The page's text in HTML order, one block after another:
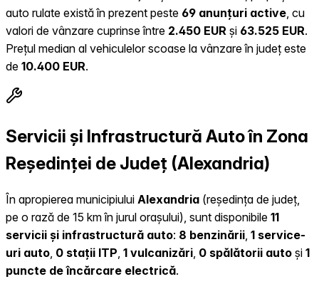
auto rulate există în prezent peste 69 anunțuri active , cu
valori de vânzare cuprinse între 2.450 EUR și 63.525 EUR.
Prețul median al vehiculelor scoase la vânzare în județ este
de 10.400 EUR.
Servicii și Infrastructură Auto în Zona
Reședinței de Județ (Alexandria)
În apropierea municipiului Alexandria (reședința de județ,
pe o rază de 15 km în jurul orașului), sunt disponibile 11
servicii și infrastructură auto: 8 benzinării, 1 service-
uri auto, 0 stații ITP, 1 vulcanizări, 0 spălătorii auto și 1
puncte de încărcare electrică.